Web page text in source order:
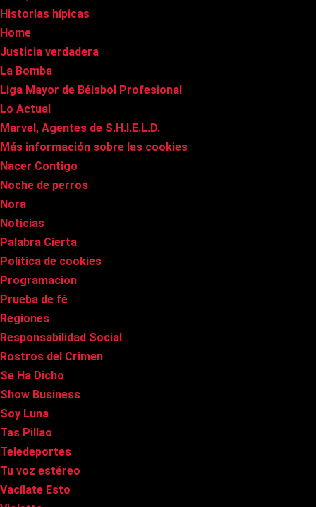
Historias hípicas
Home
Justicia verdadera
La Bomba
Liga Mayor de Béisbol Profesional
Lo Actual
Marvel, Agentes de S.H.I.E.L.D.
Más información sobre las cookies
Nacer Contigo
Noche de perros
Nora
Noticias
Palabra Cierta
Política de cookies
Programacion
Prueba de fé
Regiones
Responsabilidad Social
Rostros del Crimen
Se Ha Dicho
Show Business
Soy Luna
Tas Pillao
Teledeportes
Tu voz estéreo
Vacílate Esto